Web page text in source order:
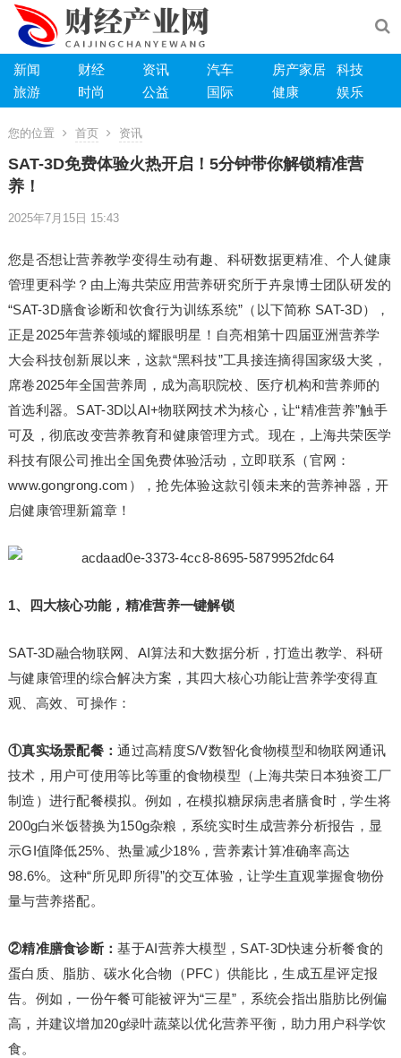
新闻 财经 资讯 汽车 房产家居
科技
旅游
时尚 公益 国际 健康 娱乐
您的位置 首页 资讯
SAT-3D免费体验火热开启！5分钟带你解锁精准营
养！
2025年7月15日 15:43
您是否想让营养教学变得生动有趣、科研数据更精准、个人健康
管理更科学？由上海共荣应用营养研究所于卉泉博士团队研发的
“SAT-3D膳食诊断和饮食行为训练系统”（以下简称 SAT-3D），
正是2025年营养领域的耀眼明星！自亮相第十四届亚洲营养学
大会科技创新展以来，这款“黑科技”工具接连摘得国家级大奖，
席卷2025年全国营养周，成为高职院校、医疗机构和营养师的
首选利器。SAT-3D以AI+物联网技术为核心，让“精准营养”触手
可及，彻底改变营养教育和健康管理方式。现在，上海共荣医学
科技有限公司推出全国免费体验活动，立即联系（官网：
www.gongrong.com），抢先体验这款引领未来的营养神器，开
启健康管理新篇章！
1、四大核心功能，精准营养一键解锁
SAT-3D融合物联网、AI算法和大数据分析，打造出教学、科研
与健康管理的综合解决方案，其四大核心功能让营养学变得直
观、高效、可操作：
①真实场景配餐：通过高精度S/V数智化食物模型和物联网通讯
技术，用户可使用等比等重的食物模型（上海共荣日本独资工厂
制造）进行配餐模拟。例如，在模拟糖尿病患者膳食时，学生将
200g白米饭替换为150g杂粮，系统实时生成营养分析报告，显
示GI值降低25%、热量减少18%，营养素计算准确率高达
98.6%。这种“所见即所得”的交互体验，让学生直观掌握食物份
量与营养搭配。
②精准膳食诊断：基于AI营养大模型，SAT-3D快速分析餐食的
蛋白质、脂肪、碳水化合物（PFC）供能比，生成五星评定报
告。例如，一份午餐可能被评为“三星”，系统会指出脂肪比例偏
高，并建议增加20g绿叶蔬菜以优化营养平衡，助力用户科学饮
食。